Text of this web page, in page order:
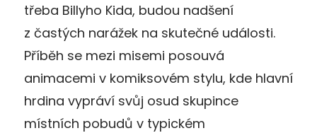
třeba Billyho Kida, budou nadšení
z častých narážek na skutečné události.
Příběh se mezi misemi posouvá
animacemi v komiksovém stylu, kde hlavní
hrdina vypráví svůj osud skupince
místních pobudů v typickém